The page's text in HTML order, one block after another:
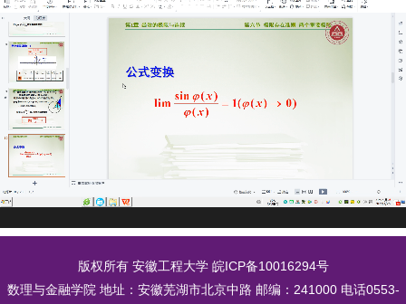
版权所有 安徽工程大学 皖ICP备10016294号
数理与金融学院 地址：安徽芜湖市北京中路 邮编：241000 电话0553-